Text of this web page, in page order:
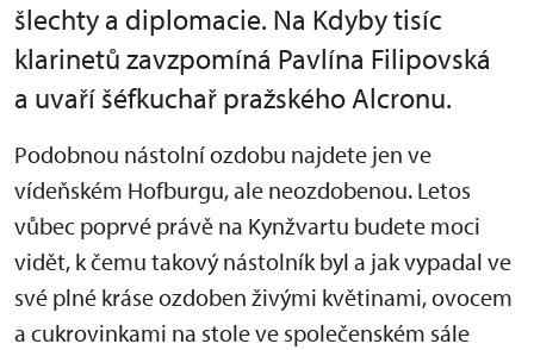
šlechty a diplomacie. Na Kdyby tisíc
klarinetů zavzpomíná Pavlína Filipovská
a uvaří šéfkuchař pražského Alcronu.
Podobnou nástolní ozdobu najdete jen ve
vídeňském Hofburgu, ale neozdobenou. Letos
vůbec poprvé právě na Kynžvartu budete moci
vidět, k čemu takový nástolník byl a jak vypadal ve
své plné kráse ozdoben živými květinami, ovocem
a cukrovinkami na stole ve společenském sále